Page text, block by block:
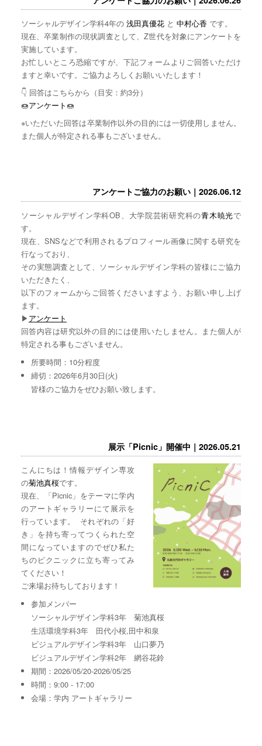
ソーシャルデザイン学科4年の 浅田真優花と 中村心香 です。
現在、卒業制作の現状調査として、Z世代を対象にアンケートを
実施しています。
お忙しいところ恐縮ですが、下記フォームよりご回答いただけ
ますと幸いです。ご協力よろしくお願いいたします！
👇 回答はこちらから（目安：約3分）
🍩アンケート🍩
※いただいた回答は卒業制作以外の目的には一切使用しません。
また個人が特定される事もございません。
アンケートご協力のお願い｜2026.06.12
ソーシャルデザイン学科OB、大学院芸術研究科の青木暁光で
す。
現在、SNSなどで利用されるプロフィール画像に関する研究を
行なっており、
その実態調査として、ソーシャルデザイン学科の皆様にご協力
いただきたく、
以下のフォームからご回答くださいますよう、お願い申し上げ
ます。
▶︎アンケート
回答内容は研究以外の目的には使用いたしません。また個人が
特定される事もございません。
所要時間：10分程度
締切：2026年6月30日(火)
皆様のご協力をぜひお願い致します。
展示「Picnic」開催中｜2026.05.21
こんにちは！情報デザイン専攻
の菊池真桜です。
現在、「Picnic」をテーマに学内
のアートギャラリーにて展示を
行っています。 それぞれの「好
き」を持ち寄ってつくられた空
間になっていますのでぜひ私た
ちのピクニックに立ち寄ってみ
てください！
ご来場お待ちしております！
参加メンバー
ソーシャルデザイン学科3年 菊池真桜
生活環境学科3年 田代小桜,田中和泉
ビジュアルデザイン学科3年 山口夢乃
ビジュアルデザイン学科2年 網谷花鈴
期間：2026/05/20-2026/05/25
時間：9:00 - 17:00
会場：学内 アートギャラリー